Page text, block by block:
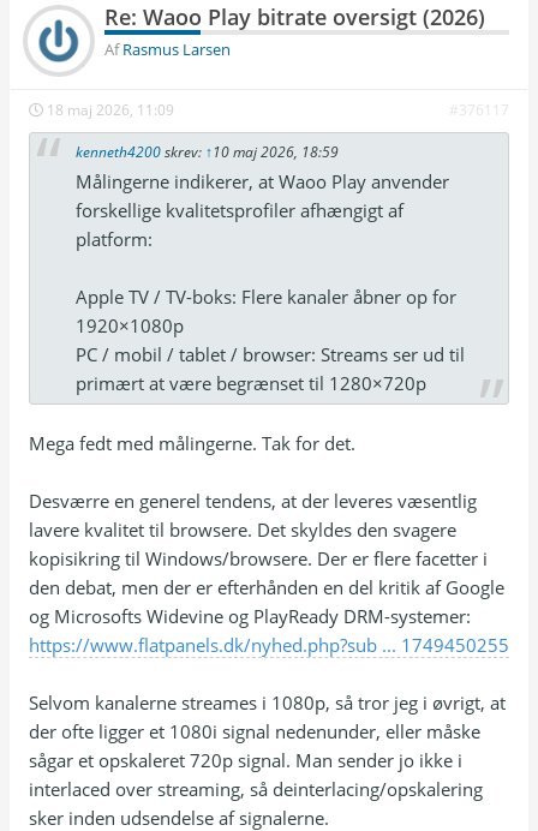
Re: Waoo Play bitrate oversigt (2026)
AfRasmus Larsen
18 maj 2026, 11:09 #376117
kenneth4200skrev: ↑10 maj 2026, 18:59
Målingerne indikerer, at Waoo Play anvender
forskellige kvalitetsprofiler afhængigt af
platform:
Apple TV / TV-boks: Flere kanaler åbner op for
1920×1080p
PC / mobil / tablet / browser: Streams ser ud til
primært at være begrænset til 1280×720p
Mega fedt med målingerne. Tak for det.
Desværre en generel tendens, at der leveres væsentlig
lavere kvalitet til browsere. Det skyldes den svagere
kopisikring til Windows/browsere. Der er flere facetter i
den debat, men der er efterhånden en del kritik af Google
og Microsofts Widevine og PlayReady DRM-systemer:
https://www.flatpanels.dk/nyhed.php?sub ... 1749450255
Selvom kanalerne streames i 1080p, så tror jeg i øvrigt, at
der ofte ligger et 1080i signal nedenunder, eller måske
sågar et opskaleret 720p signal. Man sender jo ikke i
interlaced over streaming, så deinterlacing/opskalering
sker inden udsendelse af signalerne.